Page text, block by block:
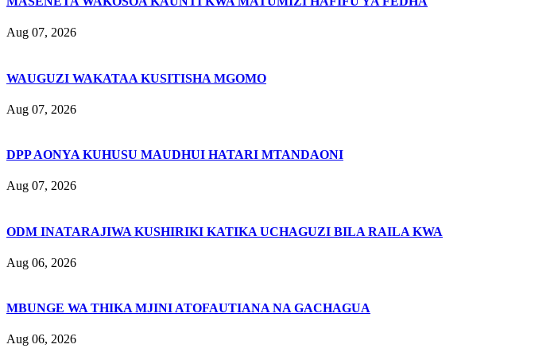
Aug 07, 2026
WAUGUZI WAKATAA KUSITISHA MGOMO
Aug 07, 2026
DPP AONYA KUHUSU MAUDHUI HATARI MTANDAONI
Aug 07, 2026
ODM INATARAJIWA KUSHIRIKI KATIKA UCHAGUZI BILA RAILA KWA
Aug 06, 2026
MBUNGE WA THIKA MJINI ATOFAUTIANA NA GACHAGUA
Aug 06, 2026